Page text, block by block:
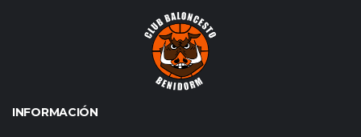
INFORMACIÓN